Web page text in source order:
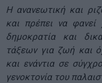
Η ανανεωτική και
και πρέπει να
δημοκρατία και
τάξεων για ζωή και
και ενάντια σε
γενοκτονία του